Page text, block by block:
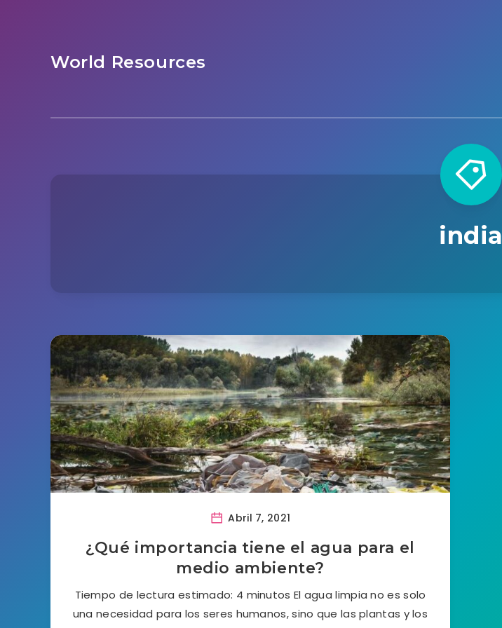
World Resources
india
Abril 7, 2021
¿Qué importancia tiene el agua para el
medio ambiente?
Tiempo de lectura estimado: 4 minutos El agua limpia no es solo
una necesidad para los seres humanos, sino que las plantas y los